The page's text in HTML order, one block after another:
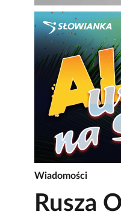
Wiadomości
Rusza